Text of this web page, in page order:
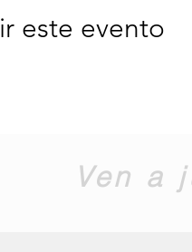
este evento
Ven a